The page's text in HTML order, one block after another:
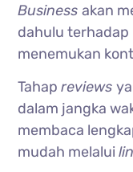
Businessakan
dahulu terhadap
menemukan
Tahapreviews
dalam jangka
membaca
mudah melalui